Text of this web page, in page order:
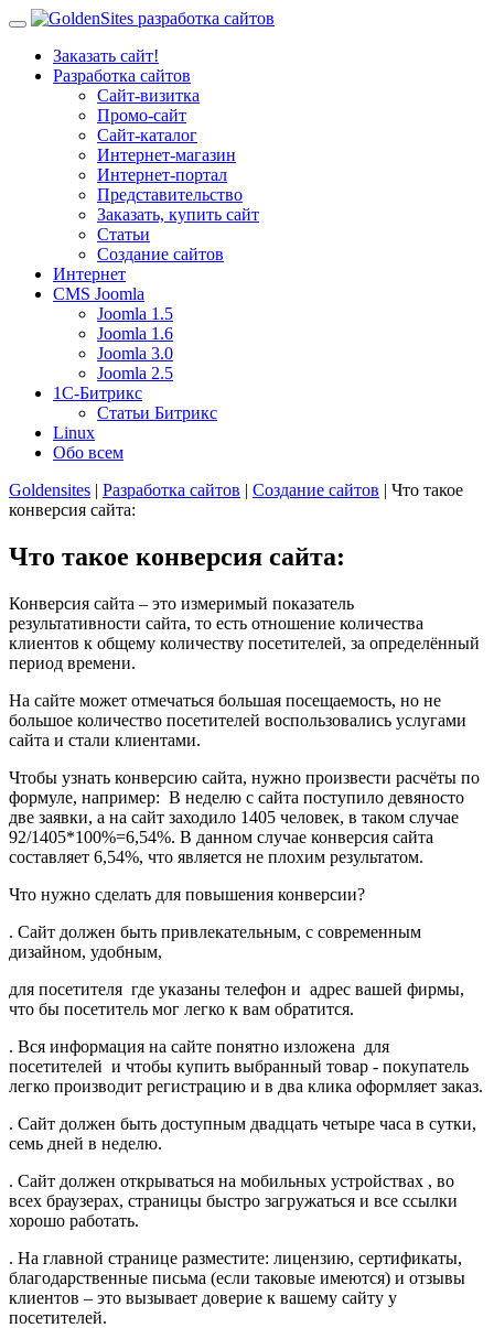
Заказать сайт!
Разработка сайтов
Сайт-визитка
Промо-сайт
Сайт-каталог
Интернет-магазин
Интернет-портал
Представительство
Заказать, купить сайт
Статьи
Создание сайтов
Интернет
CMS Joomla
Joomla 1.5
Joomla 1.6
Joomla 3.0
Joomla 2.5
1С-Битрикс
Статьи Битрикс
Linux
Обо всем
Goldensites | Разработка сайтов | Создание сайтов | Что такое
конверсия сайта:
Что такое конверсия сайта:
Конверсия сайта – это измеримый показатель
результативности сайта, то есть отношение количества
клиентов к общему количеству посетителей, за определённый
период времени.
На сайте может отмечаться большая посещаемость, но не
большое количество посетителей воспользовались услугами
сайта и стали клиентами.
Чтобы узнать конверсию сайта, нужно произвести расчёты по
формуле, например: В неделю с сайта поступило девяносто
две заявки, а на сайт заходило 1405 человек, в таком случае
92/1405*100%=6,54%. В данном случае конверсия сайта
составляет 6,54%, что является не плохим результатом.
Что нужно сделать для повышения конверсии?
. Сайт должен быть привлекательным, с современным
дизайном, удобным,
для посетителя где указаны телефон и адрес вашей фирмы,
что бы посетитель мог легко к вам обратится.
. Вся информация на сайте понятно изложена для
посетителей и чтобы купить выбранный товар - покупатель
легко производит регистрацию и в два клика оформляет заказ.
. Сайт должен быть доступным двадцать четыре часа в сутки,
семь дней в неделю.
. Сайт должен открываться на мобильных устройствах , во
всех браузерах, страницы быстро загружаться и все ссылки
хорошо работать.
. На главной странице разместите: лицензию, сертификаты,
благодарственные письма (если таковые имеются) и отзывы
клиентов – это вызывает доверие к вашему сайту у
посетителей.